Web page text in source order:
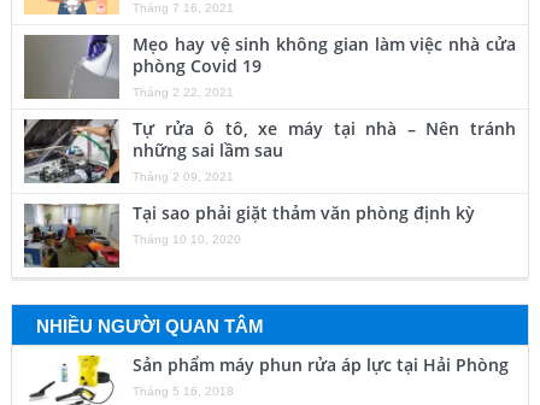
Tháng 7 16, 2021
Mẹo hay vệ sinh không gian làm việc nhà cửa
phòng Covid 19
Tháng 2 22, 2021
Tự rửa ô tô, xe máy tại nhà – Nên tránh
những sai lầm sau
Tháng 2 09, 2021
Tại sao phải giặt thảm văn phòng định kỳ
Tháng 10 10, 2020
NHIỀU NGƯỜI QUAN TÂM
Sản phẩm máy phun rửa áp lực tại Hải Phòng
Tháng 5 16, 2018